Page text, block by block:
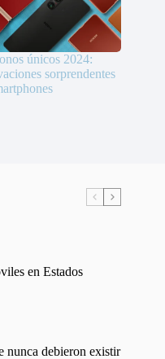
únicos 2024:
sorprendentes
en Estados
nunca debieron existir